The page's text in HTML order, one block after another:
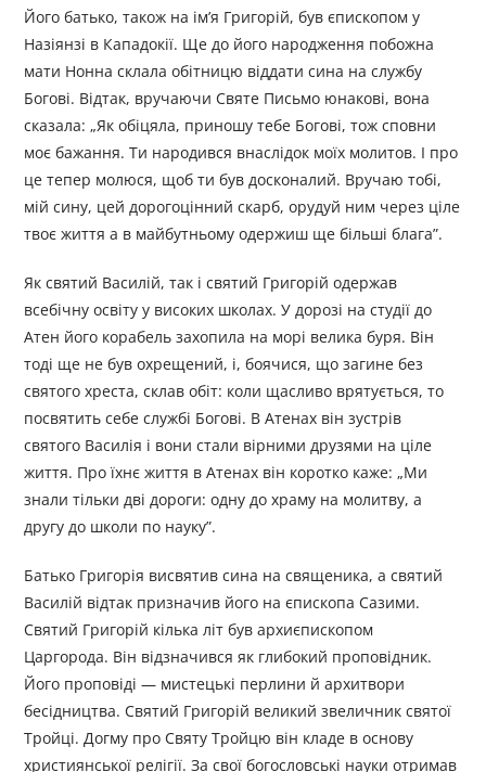
Його батько, також на ім’я Григорій, був єпископом у
Назіянзі в Кападокії. Ще до його народження побожна
мати Нонна склала обітницю віддати сина на службу
Богові. Відтак, вручаючи Святе Письмо юнакові, вона
сказала: „Як обіцяла, приношу тебе Богові, тож сповни
моє бажання. Ти народився внаслідок моїх молитов. І про
це тепер молюся, щоб ти був досконалий. Вручаю тобі,
мій сину, цей дорогоцінний скарб, орудуй ним через ціле
твоє життя а в майбутньому одержиш ще більші блага”.
Як святий Василій, так і святий Григорій одержав
всебічну освіту у високих школах. У дорозі на студії до
Атен його корабель захопила на морі велика буря. Він
тоді ще не був охрещений, і, боячися, що загине без
святого хреста, склав обіт: коли щасливо врятується, то
посвятить себе службі Богові. В Атенах він зустрів
святого Василія і вони стали вірними друзями на ціле
життя. Про їхнє життя в Атенах він коротко каже: „Ми
знали тільки дві дороги: одну до храму на молитву, а
другу до школи по науку”.
Батько Григорія висвятив сина на священика, а святий
Василій відтак призначив його на єпископа Сазими.
Святий Григорій кілька літ був архиєпископом
Царгорода. Він відзначився як глибокий проповідник.
Його проповіді — мистецькі перлини й архитвори
бесідництва. Святий Григорій великий звеличник святої
Тройці. Догму про Святу Тройцю він кладе в основу
християнської релігії. За свої богословські науки отримав